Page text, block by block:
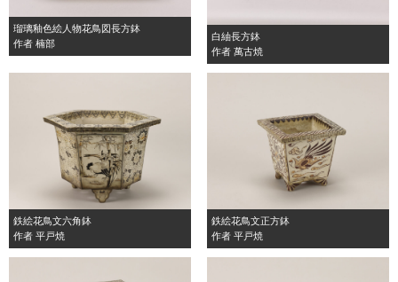
瑠璃釉色絵人物花鳥図長方鉢
作者 楠部
白紬長方鉢
作者 萬古焼
鉄絵花鳥文六角鉢
作者 平戸焼
鉄絵花鳥文正方鉢
作者 平戸焼